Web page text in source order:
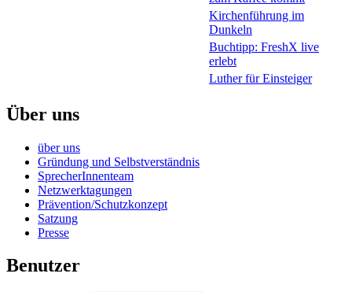
Kirchenführung im
Dunkeln
Buchtipp: FreshX live
erlebt
Luther für Einsteiger
Über uns
über uns
Gründung und Selbstverständnis
SprecherInnenteam
Netzwerktagungen
Prävention/Schutzkonzept
Satzung
Presse
Benutzer